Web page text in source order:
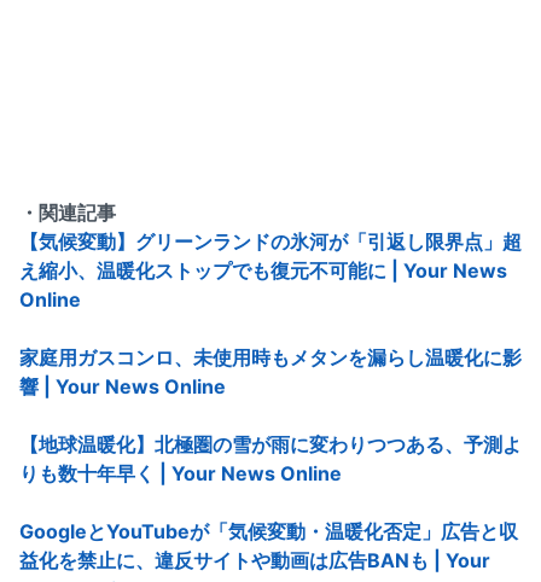
・関連記事
【気候変動】グリーンランドの氷河が「引返し限界点」超
え縮小、温暖化ストップでも復元不可能に | Your News
Online
家庭用ガスコンロ、未使用時もメタンを漏らし温暖化に影
響 | Your News Online
【地球温暖化】北極圏の雪が雨に変わりつつある、予測よ
りも数十年早く | Your News Online
GoogleとYouTubeが「気候変動・温暖化否定」広告と収
益化を禁止に、違反サイトや動画は広告BANも | Your